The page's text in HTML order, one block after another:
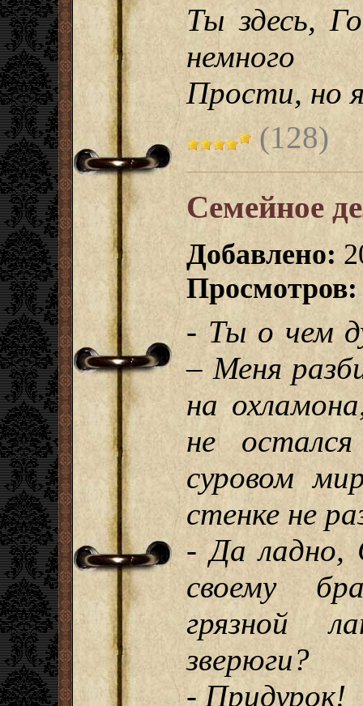
Ты здесь,
немного
Прости, но
(128)
Семейное
Добавлено:
Просмотров:
- Ты о чем
– Меня
на
не
суровом
стенке не
- Да
своему
грязной
зверюги?
- Придурок!